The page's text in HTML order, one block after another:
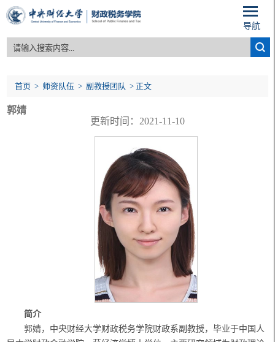
导航
首页 > 师资队伍 > 副教授团队 > 正文
郭婧
更新时间：2021-11-10
简介
郭婧， 中央财经大学财政税务学院财政系副教授，毕业于中国人